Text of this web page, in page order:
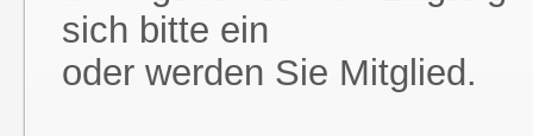
sich bitte ein
oder werden Sie Mitglied.